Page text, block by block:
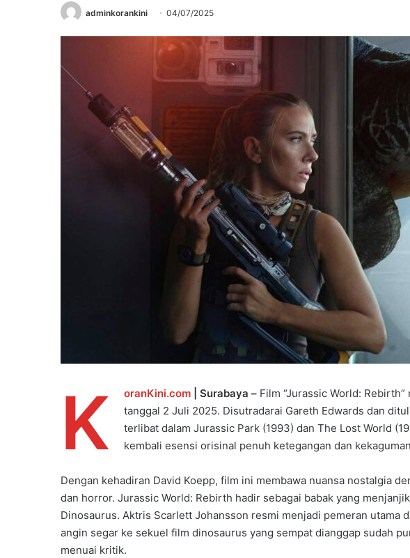
adminkorankini 04/07/2025
K oranKini.com | Surabaya – Film “Jurassic World:
tanggal 2 Juli 2025. Disutradarai Gareth Edwards dan
terlibat dalam Jurassic Park (1993) dan The Lost World
kembali esensi orisinal penuh ketegangan dan
Dengan kehadiran David Koepp, film ini membawa nuansa nostalgia
dan horror. Jurassic World: Rebirth hadir sebagai babak yang
Dinosaurus. Aktris Scarlett Johansson resmi menjadi pemeran utama
angin segar ke sekuel film dinosaurus yang sempat dianggap sudah
menuai kritik.